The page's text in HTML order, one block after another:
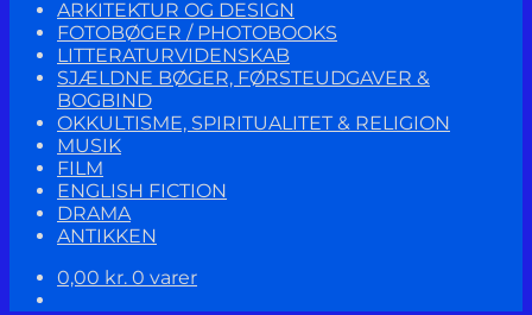
ARKITEKTUR OG DESIGN
FOTOBØGER / PHOTOBOOKS
LITTERATURVIDENSKAB
SJÆLDNE BØGER, FØRSTEUDGAVER &
BOGBIND
OKKULTISME, SPIRITUALITET & RELIGION
MUSIK
FILM
ENGLISH FICTION
DRAMA
ANTIKKEN
0,00 kr. 0 varer